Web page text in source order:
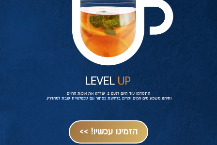
התקדמו עוד היום לנעם 2, שדרגו את איכות החיים
ותיהנו משפע מים חמים וקרים בלחיצת כפתור עם טכנולוגיית שבת למהדרין.
הזמינו עכשיו! >>